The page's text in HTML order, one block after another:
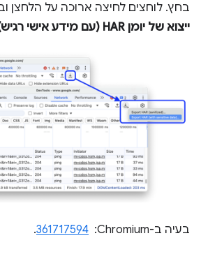
בחץ. לוחצים לחיצה ארוכה על הלחצן
ייצוא של יומן HAR (עם מידע אישי רגיש)
בעיה ב-Chromium: ‏ 361717594
.